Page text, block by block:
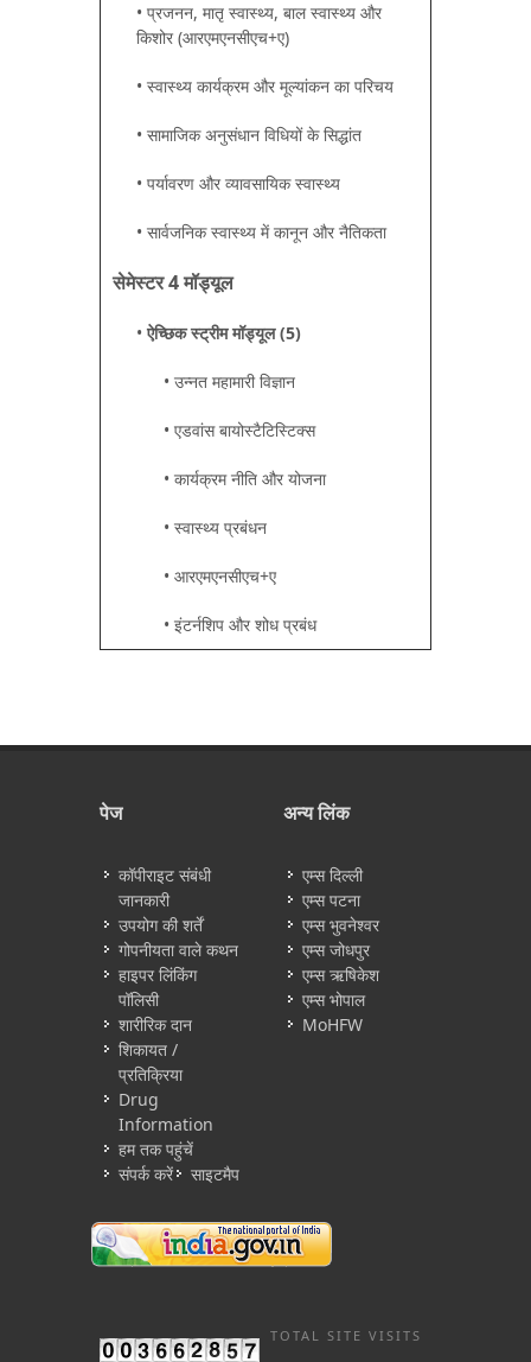
• प्रजनन, मातृ स्वास्थ्य, बाल स्वास्थ्य और
किशोर (आरएमएनसीएच+ए)
• स्वास्थ्य कार्यक्रम और मूल्यांकन का परिचय
• सामाजिक अनुसंधान विधियों के सिद्धांत
• पर्यावरण और व्यावसायिक स्वास्थ्य
• सार्वजनिक स्वास्थ्य में कानून और नैतिकता
सेमेस्टर 4 मॉड्यूल
•ऐच्छिक स्ट्रीम मॉड्यूल (5)
• उन्नत महामारी विज्ञान
• एडवांस बायोस्टैटिस्टिक्स
• कार्यक्रम नीति और योजना
• स्वास्थ्य प्रबंधन
• आरएमएनसीएच+ए
• इंटर्नशिप और शोध प्रबंध
पेज
कॉपीराइट संबंधी
जानकारी
उपयोग की शर्तें
गोपनीयता वाले कथन
हाइपर लिंकिंग
पॉलिसी
शारीरिक दान
शिकायत /
प्रतिक्रिया
Drug
Information
हम तक पहुंचें
संपर्क करें
साइटमैप
अन्य लिंक
एम्स दिल्ली
एम्स पटना
एम्स भुवनेश्वर
एम्स जोधपुर
एम्स ऋषिकेश
एम्स भोपाल
MoHFW
TOTAL SITE VISITS